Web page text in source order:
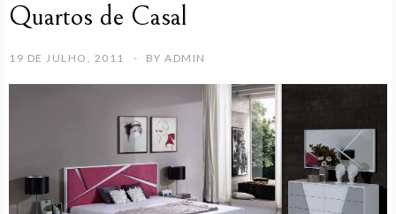
Quartos de Casal
19 DE JULHO, 2011 BY ADMIN